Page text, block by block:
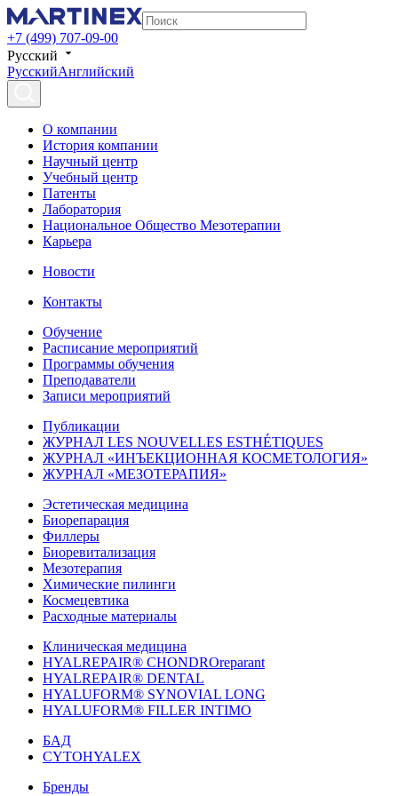
+7 (499) 707-09-00
Русский
РусскийАнглийский
О компании
История компании
Научный центр
Учебный центр
Патенты
Лаборатория
Национальное Общество Мезотерапии
Карьера
Новости
Контакты
Обучение
Расписание мероприятий
Программы обучения
Преподаватели
Записи мероприятий
Публикации
ЖУРНАЛ LES NOUVELLES ESTHÉTIQUES
ЖУРНАЛ «ИНЪЕКЦИОННАЯ КОСМЕТОЛОГИЯ»
ЖУРНАЛ «МЕЗОТЕРАПИЯ»
Эстетическая медицина
Биорепарация
Филлеры
Биоревитализация
Мезотерапия
Химические пилинги
Космецевтика
Расходные материалы
Клиническая медицина
HYALREPAIR® CHONDROreparant
HYALREPAIR® DENTAL
HYALUFORM® SYNOVIAL LONG
HYALUFORM® FILLER INTIMO
БАД
CYTOHYALEX
Бренды